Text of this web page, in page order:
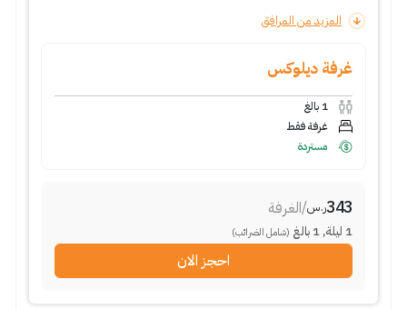
المزيد من المرافق
غرفة ديلوكس
1 بالغ
غرفة فقط
مستردة
343ر.س/الغرفة
1 ليلة,
1 بالغ (شامل الضرائب)
احجز الان